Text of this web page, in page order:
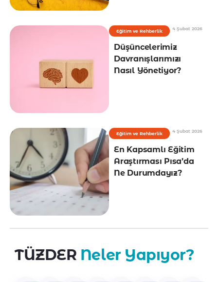
Eğitim ve Rehberlik 4 Şubat 2026
Düşüncelerimiz
Davranışlarımızı
Nasıl Yönetiyor?
Eğitim ve Rehberlik 4 Şubat 2026
En Kapsamlı Eğitim
Araştırması Pısa’da
Ne Durumdayız?
TÜZDER Neler Yapıyor?